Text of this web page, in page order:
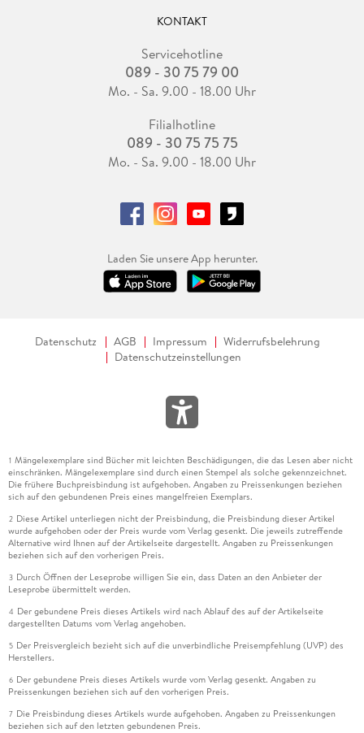
KONTAKT
Servicehotline
089 - 30 75 79 00
Mo. - Sa. 9.00 - 18.00 Uhr
Filialhotline
089 - 30 75 75 75
Mo. - Sa. 9.00 - 18.00 Uhr
Laden Sie unsere App herunter.
Datenschutz AGB Impressum
Widerrufsbelehrung
Datenschutzeinstellungen
1 Mängelexemplare sind Bücher mit leichten Beschädigungen, die das Lesen aber nicht
einschränken. Mängelexemplare sind durch einen Stempel als solche gekennzeichnet.
Die frühere Buchpreisbindung ist aufgehoben. Angaben zu Preissenkungen beziehen
sich auf den gebundenen Preis eines mangelfreien Exemplars.
2 Diese Artikel unterliegen nicht der Preisbindung, die Preisbindung dieser Artikel
wurde aufgehoben oder der Preis wurde vom Verlag gesenkt. Die jeweils zutreffende
Alternative wird Ihnen auf der Artikelseite dargestellt. Angaben zu Preissenkungen
beziehen sich auf den vorherigen Preis.
3 Durch Öffnen der Leseprobe willigen Sie ein, dass Daten an den Anbieter der
Leseprobe übermittelt werden.
4 Der gebundene Preis dieses Artikels wird nach Ablauf des auf der Artikelseite
dargestellten Datums vom Verlag angehoben.
5 Der Preisvergleich bezieht sich auf die unverbindliche Preisempfehlung (UVP) des
Herstellers.
6 Der gebundene Preis dieses Artikels wurde vom Verlag gesenkt. Angaben zu
Preissenkungen beziehen sich auf den vorherigen Preis.
7 Die Preisbindung dieses Artikels wurde aufgehoben. Angaben zu Preissenkungen
beziehen sich auf den letzten gebundenen Preis.